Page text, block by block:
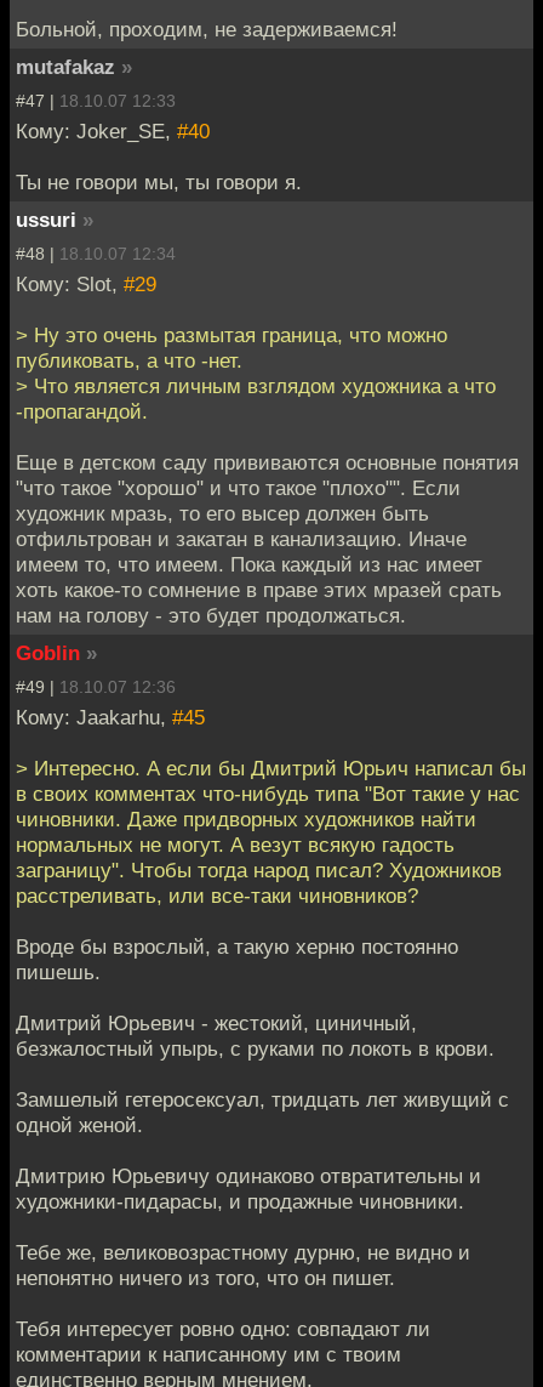
Больной, проходим, не задерживаемся!
mutafakaz »
#47 | 18.10.07 12:33
Кому: Joker_SE, #40
Ты не говори мы, ты говори я.
ussuri »
#48 | 18.10.07 12:34
Кому: Slot, #29
> Ну это очень размытая граница, что можно
публиковать, а что -нет.
> Что является личным взглядом художника а что
-пропагандой.
Еще в детском саду прививаются основные понятия
"что такое "хорошо" и что такое "плохо"". Если
художник мразь, то его высер должен быть
отфильтрован и закатан в канализацию. Иначе
имеем то, что имеем. Пока каждый из нас имеет
хоть какое-то сомнение в праве этих мразей срать
нам на голову - это будет продолжаться.
Goblin »
#49 | 18.10.07 12:36
Кому: Jaakarhu, #45
> Интересно. А если бы Дмитрий Юрьич написал бы
в своих комментах что-нибудь типа "Вот такие у нас
чиновники. Даже придворных художников найти
нормальных не могут. А везут всякую гадость
заграницу". Чтобы тогда народ писал? Художников
расстреливать, или все-таки чиновников?
Вроде бы взрослый, а такую херню постоянно
пишешь.
Дмитрий Юрьевич - жестокий, циничный,
безжалостный упырь, с руками по локоть в крови.
Замшелый гетеросексуал, тридцать лет живущий с
одной женой.
Дмитрию Юрьевичу одинаково отвратительны и
художники-пидарасы, и продажные чиновники.
Тебе же, великовозрастному дурню, не видно и
непонятно ничего из того, что он пишет.
Тебя интересует ровно одно: совпадают ли
комментарии к написанному им с твоим
единственно верным мнением.